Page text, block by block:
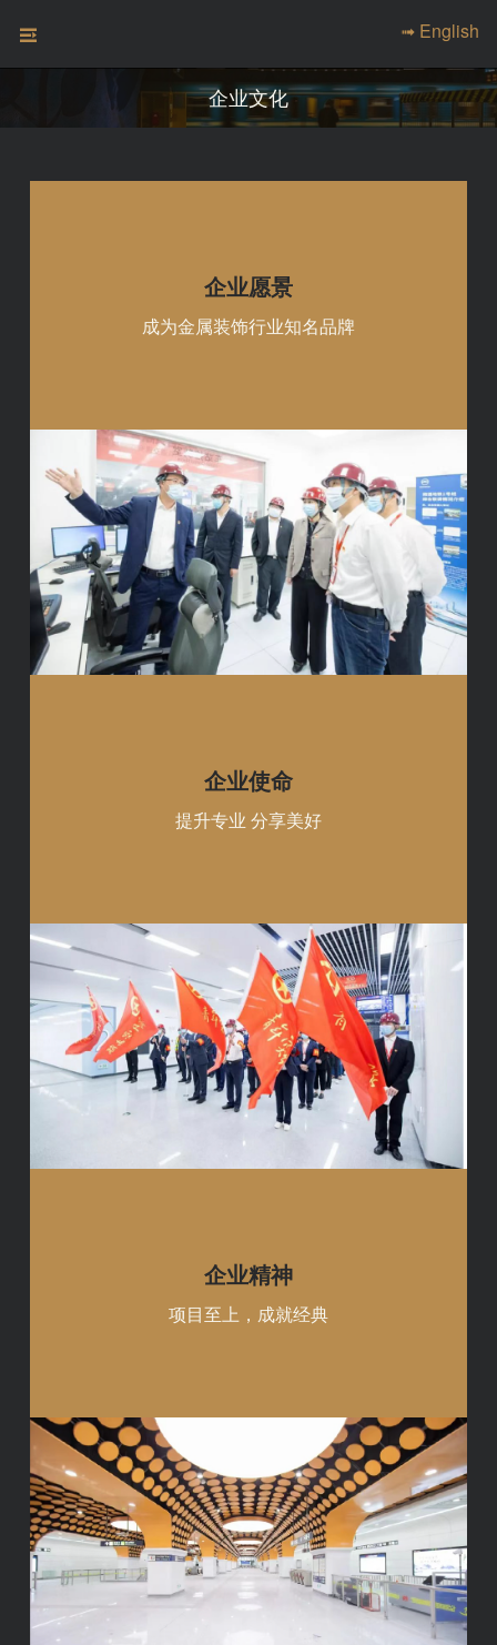
➟ English
企业文化
企业愿景
成为金属装饰行业知名品牌
企业使命
提升专业 分享美好
企业精神
项目至上，成就经典